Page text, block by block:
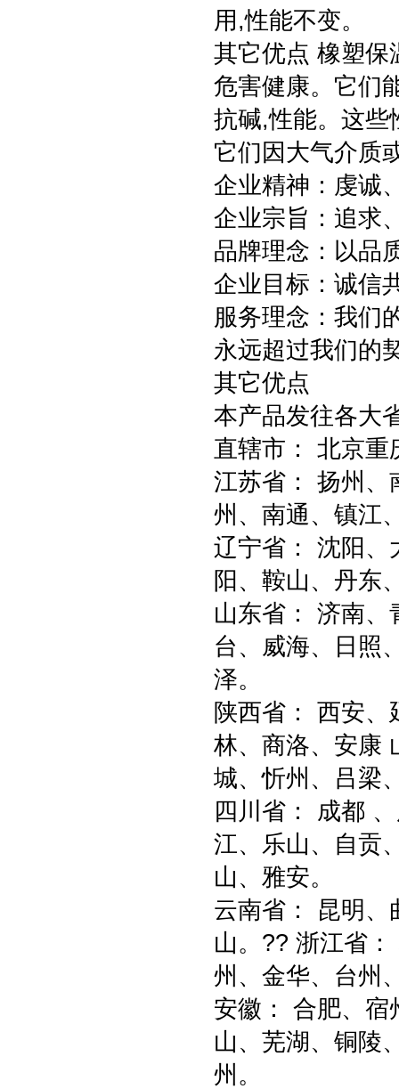
用,性能不变。
其它优点 橡塑保
危害健康。它们
抗碱,性能。这些
它们因大气介质
企业精神：虔诚
企业宗旨：追求
品牌理念：以品
企业目标：诚信
服务理念：我们
永远超过我们的
其它优点
本产品发往各大
直辖市： 北京重
江苏省： 扬州、
州、南通、镇江
辽宁省： 沈阳、
阳、鞍山、丹东
山东省： 济南、
台、威海、日照
泽。
陕西省： 西安
林、商洛、安康
城、忻州、吕梁
四川省： 成都
江、乐山、自贡
山、雅安。
云南省： 昆明、
山。?? 浙江省
州、金华、台州
安徽： 合肥、宿
山、芜湖、铜陵
州。